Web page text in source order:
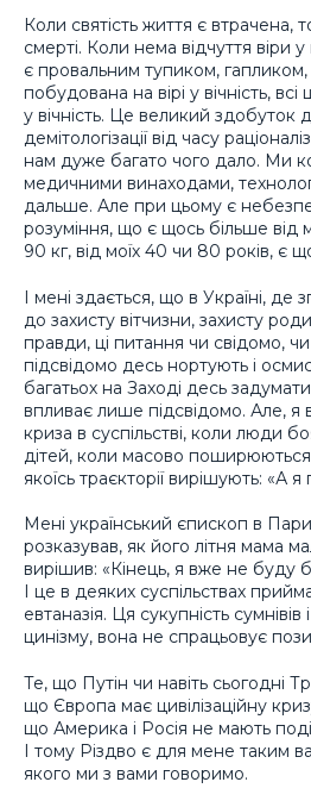
Коли святість життя є втрачена,
смерті. Коли нема відчуття віри у
є провальним тупиком,
побудована на вірі у вічність, всі
у вічність. Це великий здобуток
демітологізації від часу
нам дуже багато чого дало. Ми
медичними винаходами,
дальше. Але при цьому є
розуміння, що є щось більше від
90 кг, від моїх 40 чи 80 років, є
І мені здається, що в Україні, де
до захисту вітчизни, захисту
правди, ці питання чи свідомо,
підсвідомо десь нортують і
багатьох на Заході десь
впливає лише підсвідомо. Але,
криза в суспільстві, коли люди
дітей, коли масово поширюються
якоїсь траєкторії вирішують: «А
Мені український єпископ в
розказував, як його літня мама
вирішив: «Кінець, я вже не буду
І це в деяких суспільствах
евтаназія. Ця сукупність сумнівів
цинізму, вона не спрацьовує
Те, що Путін чи навіть сьогодні
що Європа має цивілізаційну
що Америка і Росія не мають
І тому Різдво є для мене таким
якого ми з вами говоримо.